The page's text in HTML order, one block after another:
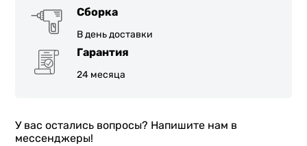
Сборка
В день доставки
Гарантия
24 месяца
У вас остались вопросы? Напишите нам в
мессенджеры!